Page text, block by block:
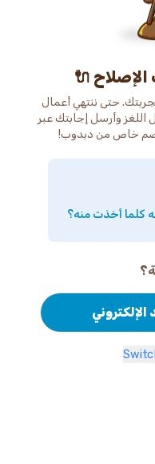
🔌
حتى ننتهي أعمال
وأرسل إجابتك عبر
خصم خاص من دبدوب!
كلما أخذت منه؟
الإلكتروني